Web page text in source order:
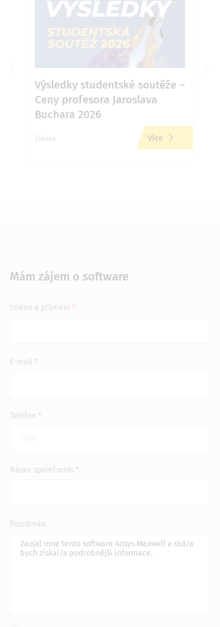
Výsledky studentské soutěže –
Ceny profesora Jaroslava
Buchara 2026
Článek Více
Mám zájem o software
Jméno a příjmení
E-mail
Telefon
Název společnosti
Poznámka